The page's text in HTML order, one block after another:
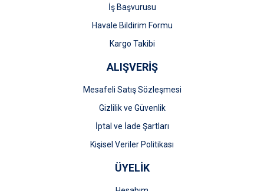
İş Başvurusu
Havale Bildirim Formu
Kargo Takibi
ALIŞVERİŞ
Mesafeli Satış Sözleşmesi
Gizlilik ve Güvenlik
İptal ve İade Şartları
Kişisel Veriler Politikası
ÜYELİK